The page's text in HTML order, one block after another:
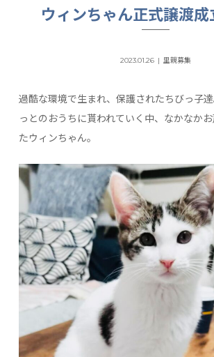
ウィンちゃん正式譲渡成
2023.01.26 里親募集
過酷な環境で生まれ、保護されたちびっ子
っとのおうちに貰われていく中、なかなか
たウィンちゃん。